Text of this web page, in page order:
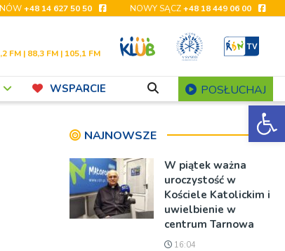
+48 14 627 50 50 NOWY SĄCZ+48 18 449 06 00
FM | 88,3 FM | 105,1 FM
WSPARCIE POSŁUCHAJ
NAJNOWSZE
W piątek ważna
uroczystość w
Kościele Katolickim i
uwielbienie w
centrum Tarnowa
16:04